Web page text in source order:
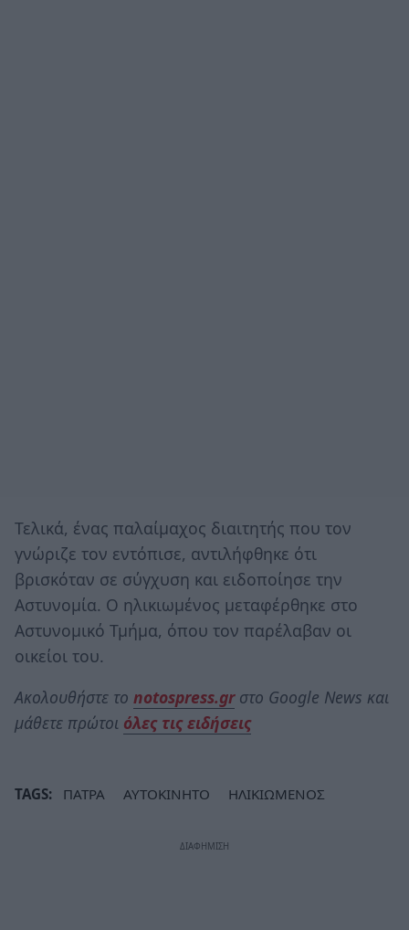
Τελικά, ένας παλαίμαχος διαιτητής που τον
γνώριζε τον εντόπισε, αντιλήφθηκε ότι
βρισκόταν σε σύγχυση και ειδοποίησε την
Αστυνομία. Ο ηλικιωμένος μεταφέρθηκε στο
Αστυνομικό Τμήμα, όπου τον παρέλαβαν οι
οικείοι του.
Ακολουθήστε το notospress.grστο Google News και
μάθετε πρώτοι όλες τις ειδήσεις
TAGS: ΠΑΤΡΑ ΑΥΤΟΚΙΝΗΤΟ ΗΛΙΚΙΩΜΕΝΟΣ